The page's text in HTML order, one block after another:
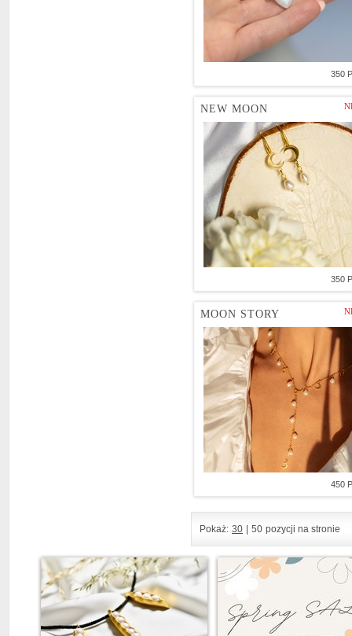
350
NEW MOON
350
MOON STORY
450
Pokaż: 30 50 pozycji na stronie